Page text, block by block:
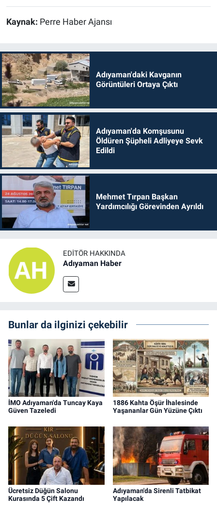
Kaynak: Perre Haber Ajansı
Adıyaman'daki Kavganın
Görüntüleri Ortaya Çıktı
Adıyaman'da Komşusunu
Öldüren Şüpheli Adliyeye Sevk
Edildi
Mehmet Tırpan Başkan
Yardımcılığı Görevinden Ayrıldı
EDITÖR HAKKINDA
Adıyaman Haber
Bunlar da ilginizi çekebilir
İMO Adıyaman'da Tuncay Kaya
Güven Tazeledi
1886 Kahta Öşür İhalesinde
Yaşananlar Gün Yüzüne Çıktı
Ücretsiz Düğün Salonu
Kurasında 5 Çift Kazandı
Adıyaman'da Sirenli Tatbikat
Yapılacak